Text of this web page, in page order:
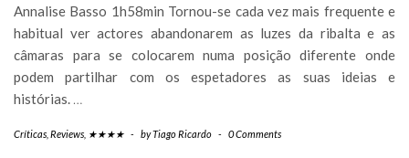
Annalise Basso 1h58min Tornou-se cada vez mais frequente e
habitual ver actores abandonarem as luzes da ribalta e as
câmaras para se colocarem numa posição diferente onde
podem partilhar com os espetadores as suas ideias e
histórias. …
Críticas Reviews ★★★★ - byTiago Ricardo - 0 Comments